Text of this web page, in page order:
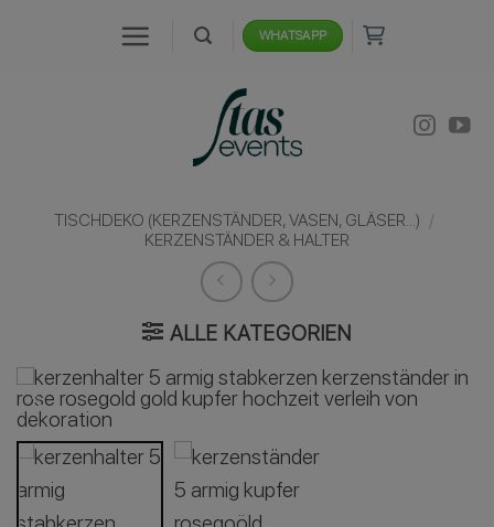
WHATSAPP
TISCHDEKO (KERZENSTÄNDER, VASEN, GLÄSER...) /
KERZENSTÄNDER & HALTER
ALLE KATEGORIEN